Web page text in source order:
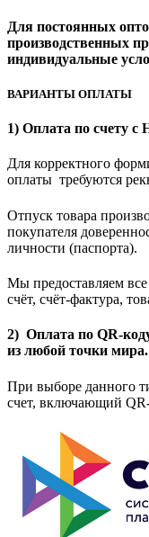
Для постоянных
производственных
индивидуальные
ВАРИАНТЫ ОПЛАТЫ
1) Оплата по счету
Для корректного
оплаты требуются
Отпуск товара
покупателя
личности (паспорта).
Мы предоставляем все
счёт, счёт-фактура,
2) Оплата по QR-
из любой точки мира.
При выборе данного
счет, включающий